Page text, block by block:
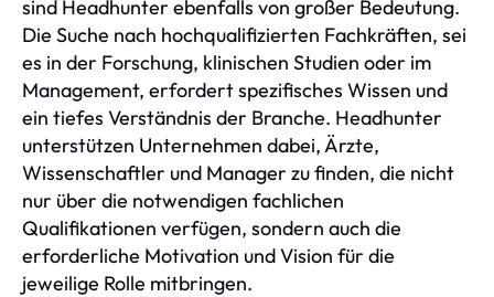
sind Headhunter ebenfalls von großer Bedeutung.
Die Suche nach hochqualifizierten Fachkräften, sei
es in der Forschung, klinischen Studien oder im
Management, erfordert spezifisches Wissen und
ein tiefes Verständnis der Branche. Headhunter
unterstützen Unternehmen dabei, Ärzte,
Wissenschaftler und Manager zu finden, die nicht
nur über die notwendigen fachlichen
Qualifikationen verfügen, sondern auch die
erforderliche Motivation und Vision für die
jeweilige Rolle mitbringen.